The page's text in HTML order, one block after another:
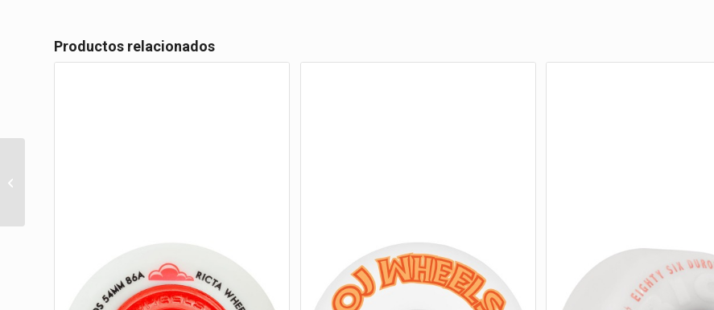
Productos relacionados